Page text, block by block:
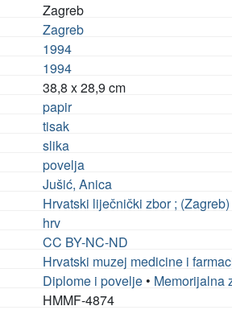
Zagreb
Zagreb
1994
1994
38,8 x 28,9 cm
papir
tisak
slika
povelja
Jušić, Anica
Hrvatski liječnički zbor ; (Zagreb)
hrv
CC BY-NC-ND
Hrvatski muzej medicine i
Diplome i povelje • Memorijalna
HMMF-4874